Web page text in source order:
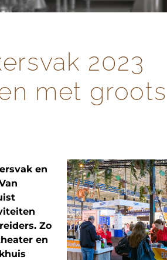
2023
met groots
en
Zo
en